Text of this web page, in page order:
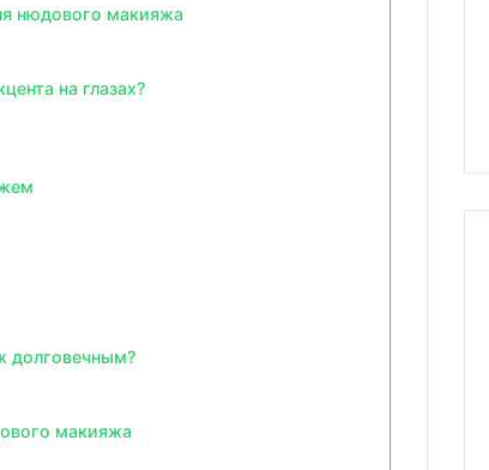
нюдового макияжа
на глазах?
долговечным?
макияжа